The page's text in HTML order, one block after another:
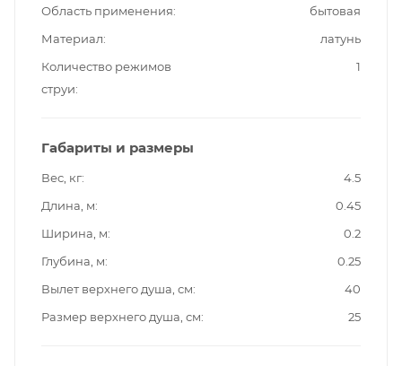
Область применения
бытовая
Материал
латунь
Количество режимов
струи
1
Габариты и размеры
Вес, кг
4.5
Длина, м
0.45
Ширина, м
0.2
Глубина, м
0.25
Вылет верхнего душа, см
40
Размер верхнего душа, см
25